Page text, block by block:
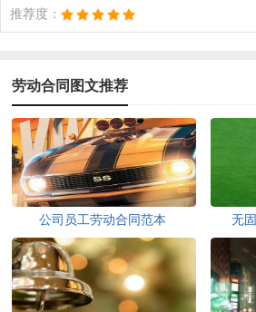
推荐度：
劳动合同图文推荐
公司员工劳动合同范本 无